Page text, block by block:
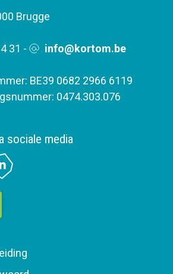
Brugge
31 - info@kortom.be
BE39 0682 2966 6119
0474.303.076
sociale media